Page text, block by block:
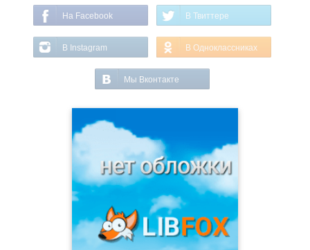
На Facebook В Твиттере
В Instagram В Одноклассниках
Мы Вконтакте